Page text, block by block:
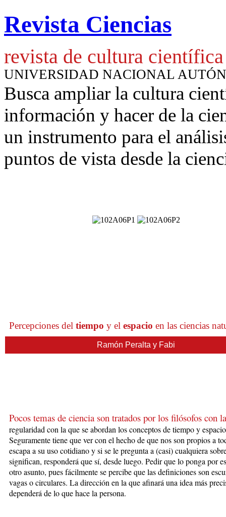
Revista Ciencias
revista de cultura científica
UNIVERSIDAD NACIONAL
Busca ampliar la cultura
información y hacer de la
un instrumento para el
puntos de vista desde la
Percepciones del tiempo y el espacio en las ciencias
Ramón Peralta y Fabi
Pocos temas de ciencia son tratados por los filósofos con la
regularidad con la que se abordan los conceptos de tiempo y
Seguramente tiene que ver con el hecho de que nos son propios a
escapa a su uso cotidiano y si se le pregunta a (casi) cualquiera
significan, responderá que sí, desde luego. Pedir que lo ponga por
otro asunto, pues fácilmente se percibe que las definiciones son
vagas o circulares. La dirección en la que afinará una idea más
dependerá de lo que hace la persona.